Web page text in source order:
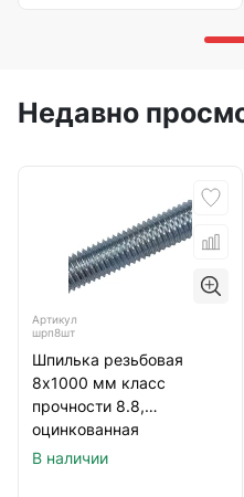
Недавно
Артикул
шрп8шт
Шпилька резьбовая
8х1000 мм класс
прочности 8.8,
оцинкованная
В наличии